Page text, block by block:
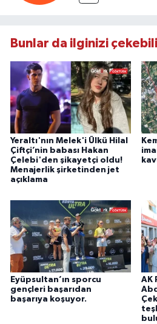
Bunlar da ilginizi
Yeraltı'nın Melek'i Ülkü Hilal
Çiftçi’nin babası Hakan
Çelebi'den şikayetçi oldu!
Menajerlik şirketinden jet
açıklama
Eyüpsultan’ın sporcu
gençleri başarıdan
başarıya koşuyor.
AK